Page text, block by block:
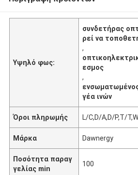
Υψηλό φως:
συνδετήρας
ρεί να
,
εσμος
,
γέα ινών
Όροι πληρωμής L/C,D/A,D/P,T/
Μάρκα Dawnergy
Ποσότητα παραγ
γελίας min
100